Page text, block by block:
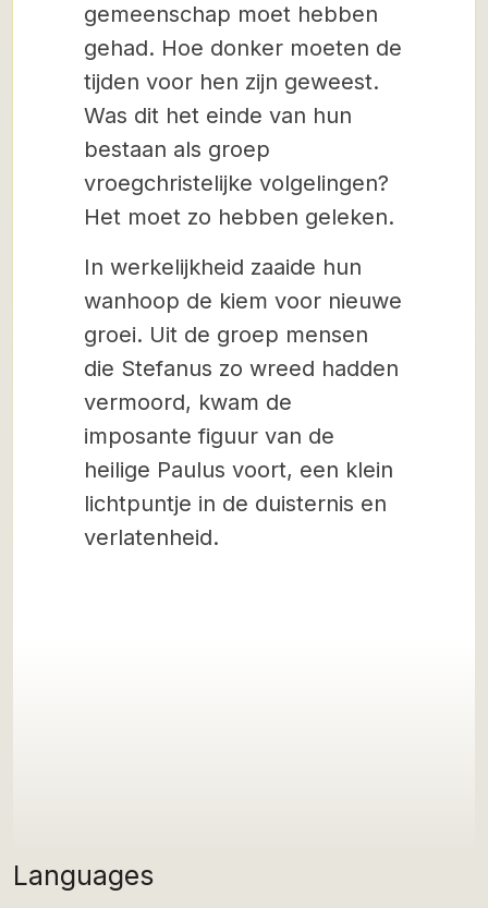
Languages
gemeenschap moet hebben
gehad. Hoe donker moeten de
tijden voor hen zijn geweest.
Was dit het einde van hun
bestaan ​​als groep
vroegchristelijke volgelingen?
Het moet zo hebben geleken.
In werkelijkheid zaaide hun
wanhoop de kiem voor nieuwe
groei. Uit de groep mensen
die Stefanus zo wreed hadden
vermoord, kwam de
imposante figuur van de
heilige Paulus voort, een klein
lichtpuntje in de duisternis en
verlatenheid.